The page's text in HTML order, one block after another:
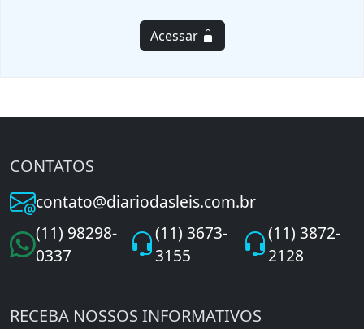
Acessar
CONTATOS
contato@diariodasleis.com.br
(11) 98298-
0337
(11) 3673-
3155
(11) 3872-
2128
RECEBA NOSSOS INFORMATIVOS